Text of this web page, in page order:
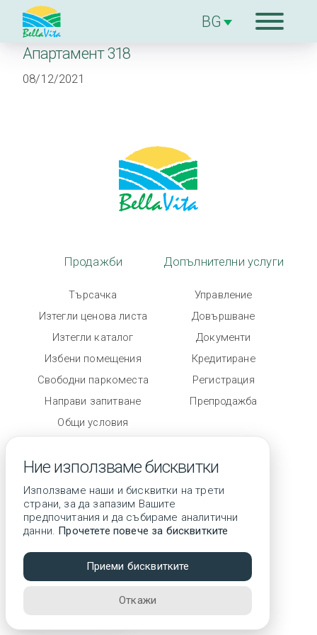
За комплекcа
Апартамент 318
08/12/2021
Продажби
Търсачка
Изтегли ценова листа
Изтегли каталог
Избени помещения
Свободни паркоместа
Направи запитване
Общи условия
Допълнителни услуги
Управление
Довършване
Документи
Кредитиране
Регистрация
Препродажба
© 2026 Всички права запазени
Ние използваме бисквитки
Използваме наши и бисквитки на трети
страни, за да запазим Вашите
предпочитания и да събираме аналитични
данни. Прочетете повече за бисквитките
Приеми бисквитките
Откажи